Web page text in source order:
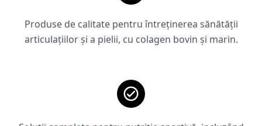
Produse de calitate pentru întreținerea sănătății
articulațiilor și a pielii, cu colagen bovin și marin.